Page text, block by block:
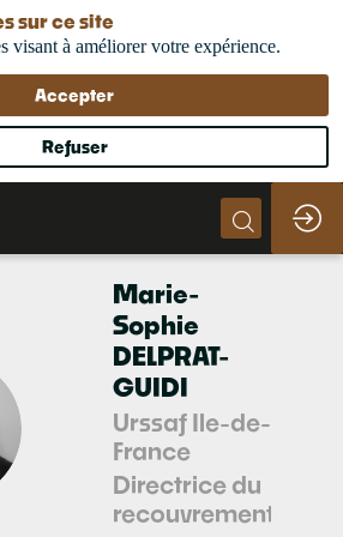
Marie-
Sophie
DELPRAT-
GUIDI
Urssaf Ile-de-
France
Directrice du
recouvrement
sur ce site
visant à améliorer votre expérience.
Accepter
Refuser